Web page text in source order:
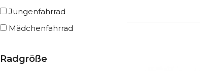
Radgröße
Jungenfahrrad
Mädchenfahrrad